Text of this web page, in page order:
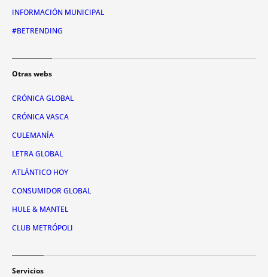
INFORMACIÓN MUNICIPAL
#BETRENDING
Otras webs
CRÓNICA GLOBAL
CRÓNICA VASCA
CULEMANÍA
LETRA GLOBAL
ATLÁNTICO HOY
CONSUMIDOR GLOBAL
HULE & MANTEL
CLUB METRÓPOLI
Servicios